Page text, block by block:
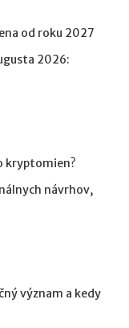
od roku 2027
2026:
kryptomien?
návrhov,
význam a kedy